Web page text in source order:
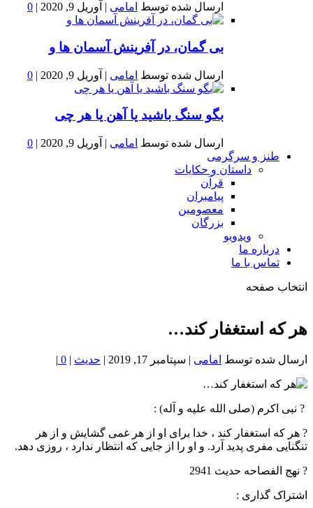
ارسال شده توسط امامی | آوریل 9, 2020 |
0
بى گمان، در آفرينش آسمان ها و
ارسال شده توسط امامی | آوریل 9, 2020 |
0
بگو سنگ باشید یا آهن یا هر چی
ارسال شده توسط امامی | آوریل 9, 2020 |
0
طنز و سرگرمی
داستان و حکایات
قرآن
پیامبران
معصومین
بزرگان
ویدویو
درباره ما
تماس با ما
انتخاب صفحه
خون
شمال
هر که استغفار کند…
ارسال شده توسط امامی | سپتامبر 17, 2019 | حدیث |
0
|
‍ ? نبی اکرم (صلی الله علیه و آله) :
? هر که استغفار کند ، خدا برای او از هر غمی گشایش و از هر
تنگنایی مفری پدید آرد. و او را از جایی که انتظار ندارد ، روزی دهد.
? نهج الفصاحه حدیث 2941
اشتراک گذاری :